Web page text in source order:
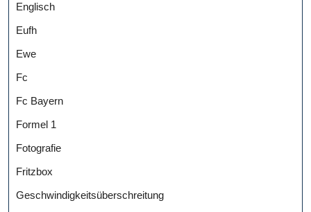
Englisch
Eufh
Ewe
Fc
Fc Bayern
Formel 1
Fotografie
Fritzbox
Geschwindigkeitsüberschreitung